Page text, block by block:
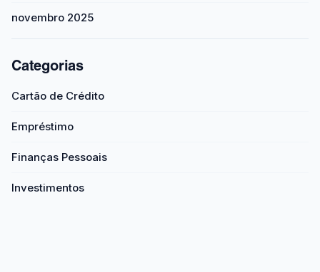
novembro 2025
Categorias
Cartão de Crédito
Empréstimo
Finanças Pessoais
Investimentos